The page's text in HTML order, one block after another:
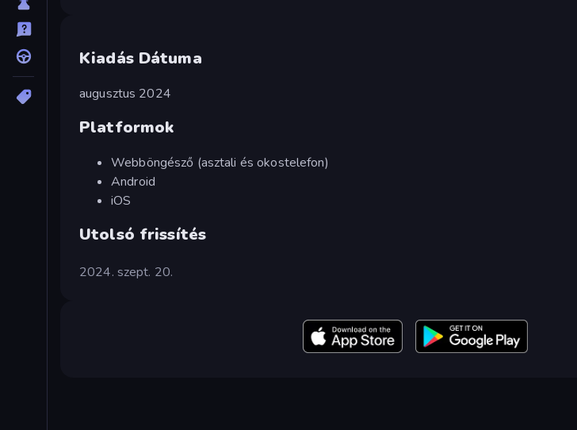
Kiadás Dátuma
augusztus 2024
Platformok
Webböngésző (asztali és okostelefon)
Android
iOS
Utolsó frissítés
2024. szept. 20.